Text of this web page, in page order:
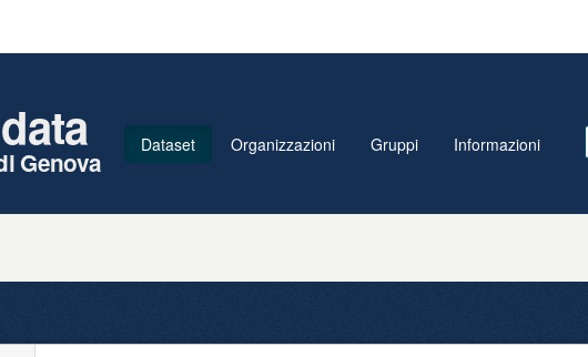
Genova
Dataset Organizzazioni Gruppi Informazioni